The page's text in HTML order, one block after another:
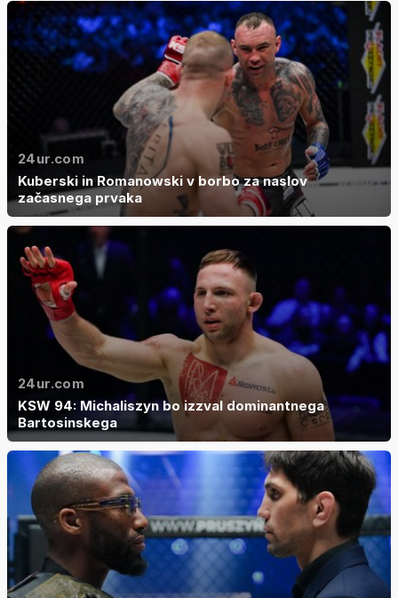
24ur.com
Kuberski in Romanowski v borbo za naslov
začasnega prvaka
24ur.com
KSW 94: Michaliszyn bo izzval dominantnega
Bartosinskega